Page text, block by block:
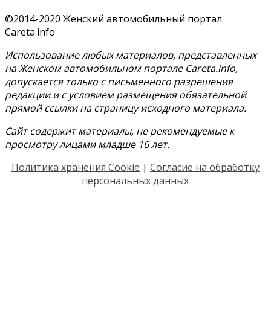
©2014-2020 Женский автомобильный портал
Careta.info
Использование любых материалов, представленных
на Женском автомобильном портале Careta.info,
допускается только с письменного разрешения
редакции и с условием размещения обязательной
прямой ссылки на страницу исходного материала.
Сайт содержит материалы, не рекомендуемые к
просмотру лицами младше 16 лет.
Политика хранения Cookie | Согласие на обработку
персональных данных